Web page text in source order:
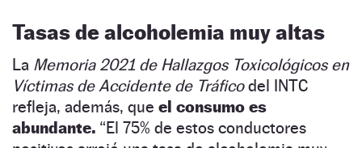
Tasas de alcoholemia muy altas
La Memoria 2021 de Hallazgos Toxicológicos en
Víctimas de Accidente de Tráficodel INTC
refleja, además, que el consumo es
abundante. “El 75% de estos conductores